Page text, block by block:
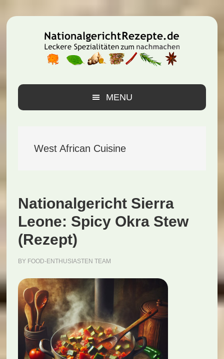
Hauptnavigation
Inhalt
Seitenspalte
MENU
West African Cuisine
Nationalgericht Sierra
Leone: Spicy Okra Stew
(Rezept)
BY FOOD-ENTHUSIASTEN TEAM